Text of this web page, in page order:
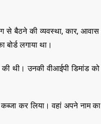
की व्यवस्था, कार, आवास
लगाया था।
थी। उनकी वीआईपी डिमांड
कर लिया। वहां अपने नाम का